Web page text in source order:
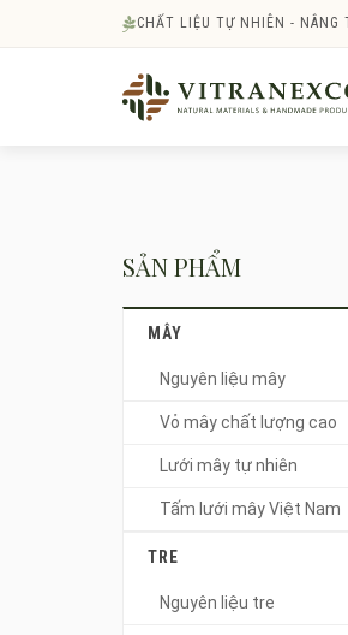
CHẤT LIỆU TỰ NHIÊN - NÂNG
SẢN PHẨM
MÂY
Nguyên liệu mây
Vỏ mây chất lượng cao
Lưới mây tự nhiên
Tấm lưới mây Việt Nam
TRE
Nguyên liệu tre